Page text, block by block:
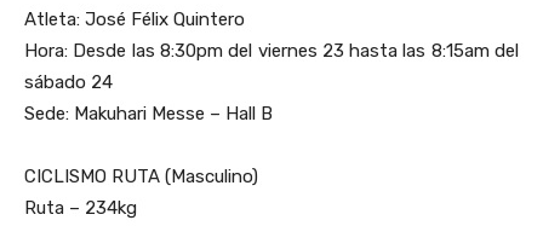
Atleta: José Félix Quintero
Hora: Desde las 8:30pm del viernes 23 hasta las 8:15am del
sábado 24
Sede: Makuhari Messe – Hall B
CICLISMO RUTA (Masculino)
Ruta – 234kg